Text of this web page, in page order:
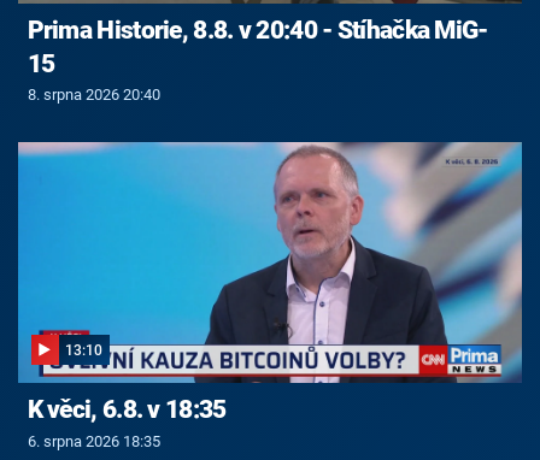
Prima Historie, 8.8. v 20:40 - Stíhačka MiG-
15
8. srpna 2026 20:40
13:10
K věci, 6.8. v 18:35
6. srpna 2026 18:35